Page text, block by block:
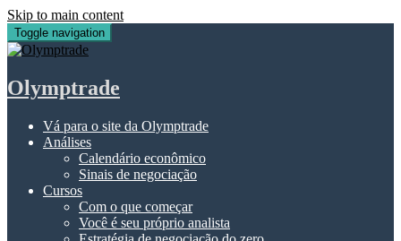
Skip to main content
Toggle navigation
Olymptrade
Vá para o site da Olymptrade
Análises
Calendário econômico
Sinais de negociação
Cursos
Com o que começar
Você é seu próprio analista